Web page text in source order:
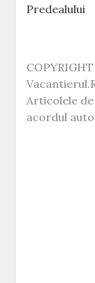
Predealului
Articolele
acordul